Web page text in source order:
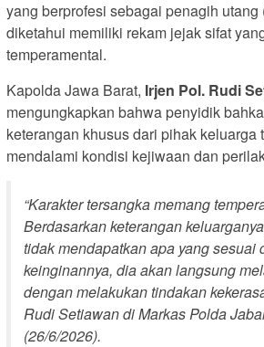
yang berprofesi sebagai penagih utang
diketahui memiliki rekam jejak sifat
temperamental.
Kapolda Jawa Barat, Irjen Pol. Rudi
mengungkapkan bahwa penyidik
keterangan khusus dari pihak keluarga
mendalami kondisi kejiwaan dan
“Karakter tersangka memang
Berdasarkan keterangan
tidak mendapatkan apa yang sesuai
keinginannya, dia akan langsung
dengan melakukan tindakan
Rudi Setiawan di Markas Polda
(26/6/2026).